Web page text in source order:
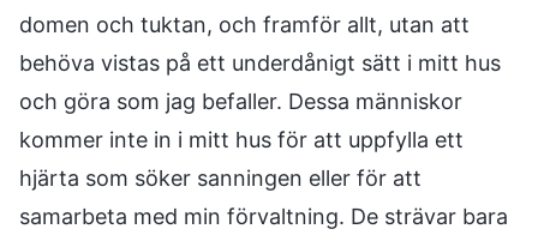
domen och tuktan, och framför allt, utan att
behöva vistas på ett underdånigt sätt i mitt hus
och göra som jag befaller. Dessa människor
kommer inte in i mitt hus för att uppfylla ett
hjärta som söker sanningen eller för att
samarbeta med min förvaltning. De strävar bara